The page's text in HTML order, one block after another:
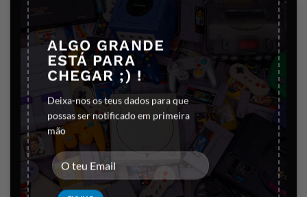
ALGO GRANDE
ESTÁ PARA
CHEGAR ;) !
Deixa-nos os teus dados para que
possas ser notificado em primeira
mão
Clique para aceitar os cookies marketing
e ativar este conteúdo